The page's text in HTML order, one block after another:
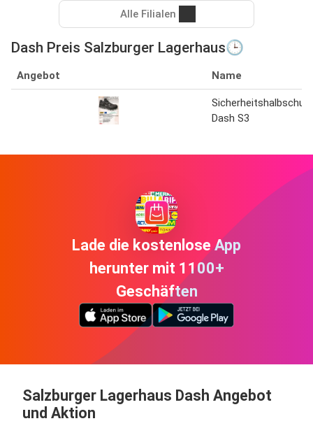
Alle Filialen
Dash Preis Salzburger Lagerhaus🕒
Angebot Name
Sicherheitshalbschuh
Dash S3
Lade die kostenlose App
herunter mit 1100+
Geschäften
Salzburger Lagerhaus Dash Angebot
und Aktion